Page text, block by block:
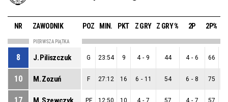
NR ZAWODNIK POZ MIN. PKT Z GRY Z GRY % 2P 2P%
PIERWSZA PIĄTKA
8 J. Piliszczuk G 23:54 9 4 - 9 44 4 - 6 66
10 M. Zozuń F 27:12 16 6 - 11 54 6 - 8 75
PF 12:50 10 4 - 7 57 4 - 7 57